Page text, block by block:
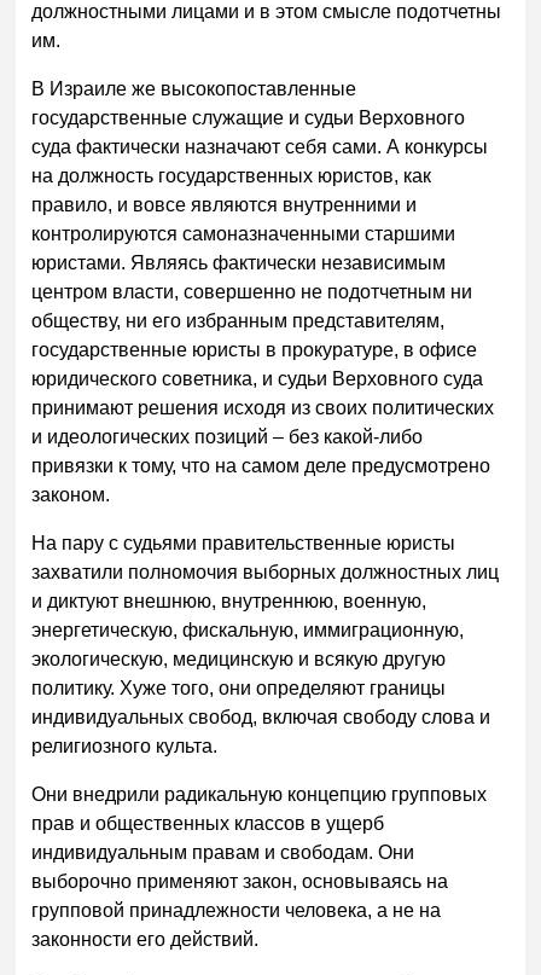
должностными лицами и в этом смысле подотчетны
им.
В Израиле же высокопоставленные
государственные служащие и судьи Верховного
суда фактически назначают себя сами. А конкурсы
на должность государственных юристов, как
правило, и вовсе являются внутренними и
контролируются самоназначенными старшими
юристами. Являясь фактически независимым
центром власти, совершенно не подотчетным ни
обществу, ни его избранным представителям,
государственные юристы в прокуратуре, в офисе
юридического советника, и судьи Верховного суда
принимают решения исходя из своих политических
и идеологических позиций – без какой-либо
привязки к тому, что на самом деле предусмотрено
законом.
На пару с судьями правительственные юристы
захватили полномочия выборных должностных лиц
и диктуют внешнюю, внутреннюю, военную,
энергетическую, фискальную, иммиграционную,
экологическую, медицинскую и всякую другую
политику. Хуже того, они определяют границы
индивидуальных свобод, включая свободу слова и
религиозного культа.
Они внедрили радикальную концепцию групповых
прав и общественных классов в ущерб
индивидуальным правам и свободам. Они
выборочно применяют закон, основываясь на
групповой принадлежности человека, а не на
законности его действий.